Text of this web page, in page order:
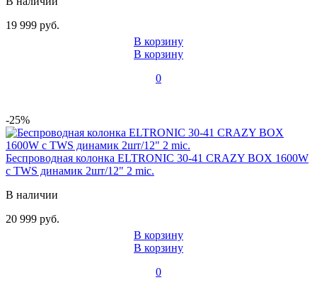
19 999 руб.
В корзину
В корзину
0
-25%
Беспроводная колонка ELTRONIC 30-41 CRAZY BOX 1600W
с TWS динамик 2шт/12" 2 mic.
В наличии
20 999 руб.
В корзину
В корзину
0